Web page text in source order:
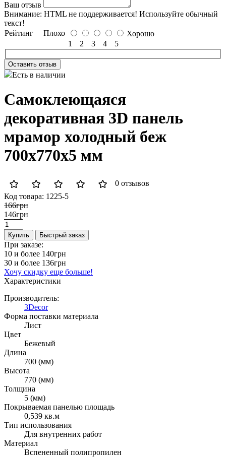
Ваш отзыв
Внимание: HTML не поддерживается! Используйте обычный
текст!
Рейтинг Плохо
Хорошо
1
2 3 4 5
Оставить отзыв
Есть в наличии
Самоклеющаяся
декоративная 3D панель
мрамор холодный беж
700x770x5 мм
0 отзывов
Код товара: 1225-5
166грн
146грн
Купить Быстрый заказ
При заказе:
10 и более 140грн
30 и более 136грн
Хочу скидку еще больше!
Характеристики
Производитель:
3Decor
Форма поставки материала
Лист
Цвет
Бежевый
Длина
700 (мм)
Высота
770 (мм)
Толщина
5 (мм)
Покрываемая панелью площадь
0,539 кв.м
Тип использования
Для внутренних работ
Материал
Вспененный полипропилен